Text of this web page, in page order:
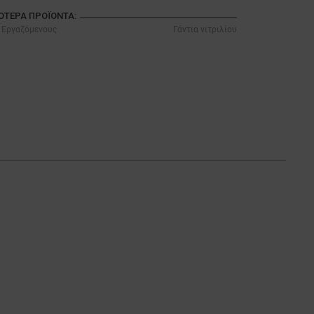
ΠΡΟΪΌΝΤΑ:
Εργαζόμενους Γάντια νιτριλίου